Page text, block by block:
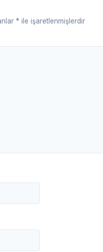
* ile işaretlenmişlerdir